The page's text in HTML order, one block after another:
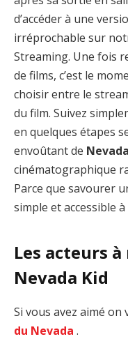
d’accéder à une
irréprochable sur
Streaming. Une fois
de films, c’est le
choisir entre le
du film. Suivez
en quelques étapes
envoûtant de
cinématographique
Parce que savourer
simple et accessible
Les acteurs
Nevada Kid
Si vous avez aimé on
du Nevada .